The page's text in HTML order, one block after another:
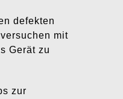
defekten
mit
Gerät zu
zur